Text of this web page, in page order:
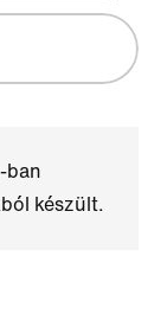
ban
készült.